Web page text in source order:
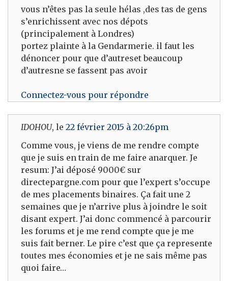
vous n’êtes pas la seule hélas ,des tas de gens
s’enrichissent avec nos dépots
(principalement à Londres)
portez plainte à la Gendarmerie. il faut les
dénoncer pour que d’autreset beaucoup
d’autresne se fassent pas avoir
Connectez-vous pour répondre
IDOHOU, le 22 février 2015 à 20:26pm
Comme vous, je viens de me rendre compte
que je suis en train de me faire anarquer. Je
resum: J’ai déposé 9000€ sur
directepargne.com pour que l’expert s’occupe
de mes placements binaires. Ça fait une 2
semaines que je n’arrive plus à joindre le soit
disant expert. J’ai donc commencé à parcourir
les forums et je me rend compte que je me
suis fait berner. Le pire c’est que ça represente
toutes mes économies et je ne sais même pas
quoi faire…